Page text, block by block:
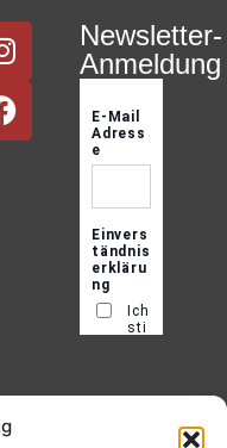
Newsletter-
Anmeldung